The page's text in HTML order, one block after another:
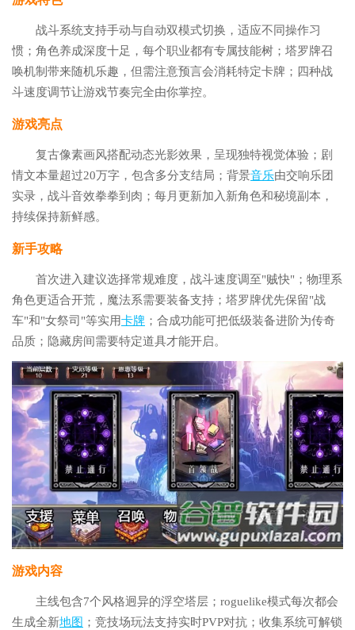
战斗系统支持手动与自动双模式切换，适应不同操作习
惯；角色养成深度十足，每个职业都有专属技能树；塔罗牌召
唤机制带来随机乐趣，但需注意预言会消耗特定卡牌；四种战
斗速度调节让游戏节奏完全由你掌控。
游戏亮点
复古像素画风搭配动态光影效果，呈现独特视觉体验；剧
情文本量超过20万字，包含多分支结局；背景音乐由交响乐团
实录，战斗音效拳拳到肉；每月更新加入新角色和秘境副本，
持续保持新鲜感。
新手攻略
首次进入建议选择常规难度，战斗速度调至"贼快"；物理系
角色更适合开荒，魔法系需要装备支持；塔罗牌优先保留"战
车"和"女祭司"等实用卡牌 ；合成功能可把低级装备进阶为传奇
品质；隐藏房间需要特定道具才能开启。
游戏内容
主线包含7个风格迥异的浮空塔层；roguelike模式每次都会
生成全新地图 ；竞技场玩法支持实时PVP对抗；收集系统可解锁